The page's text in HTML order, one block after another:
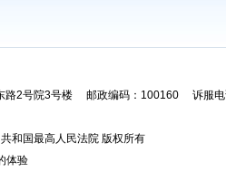
路2号院3号楼 邮政编码：100160 诉服
和国最高人民法院 版权所有
体验